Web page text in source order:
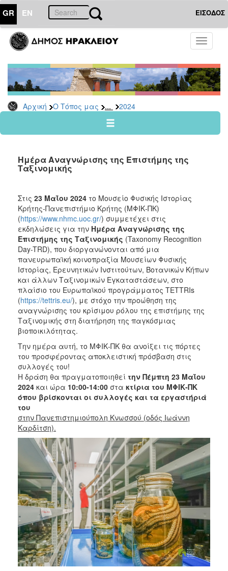
GR EN ΕΙΣΟΔΟΣ
Toggle
Αρχική Ο Τόπος μας ... 2024
ΤΟΠΟΣ
ΜΑΣ
Ανακοινώσεις
Αρχείο
2026
2024
2022
2020
2019
2018
2017
2016
2015
2012
2011
ΔΗΜΟΣ
ΠΟΛΙΤΙΣΜΟΣ
ΑΝΘΕΚΤΙΚΗ
ΠΟΛΗ
Ημέρα Αναγνώρισης της Επιστήμης της
Ταξινομικής
Στις 23 Μαΐου 2024 το Μουσείο Φυσικής Ιστορίας
Κρήτης-Πανεπιστήμιο Κρήτης (ΜΦΙΚ-ΠΚ)
(https://www.nhmc.uoc.gr/) συμμετέχει στις
εκδηλώσεις για την Ημέρα Αναγνώρισης της
Επιστήμης της Ταξινομικής (Taxonomy Recognition
Day-TRD), που διοργανώνονται από μια
πανευρωπαϊκή κοινοπραξία Μουσείων Φυσικής
Ιστορίας, Ερευνητικών Ινστιτούτων, Βοτανικών Κήπων
και άλλων Ταξινομικών Εγκαταστάσεων, στο
πλαίσιο του Ευρωπαϊκού προγράμματος TETTRIs
(https://tettris.eu/), με στόχο την προώθηση της
αναγνώρισης του κρίσιμου ρόλου της επιστήμης της
Ταξινομικής στη διατήρηση της παγκόσμιας
βιοποικιλότητας.
Την ημέρα αυτή, το ΜΦΙΚ-ΠΚ θα ανοίξει τις πόρτες
του προσφέροντας αποκλειστική πρόσβαση στις
συλλογές του!
Η δράση θα πραγματοποιηθεί την Πέμπτη 23 Μαΐου
2024 και ώρα 10:00-14:00 στα κτίρια του ΜΦΙΚ-ΠΚ
όπου βρίσκονται οι συλλογές και τα εργαστήριά
του
στην Πανεπιστημιούπολη Κνωσσού (οδός Ιωάννη
Καρδίτση).